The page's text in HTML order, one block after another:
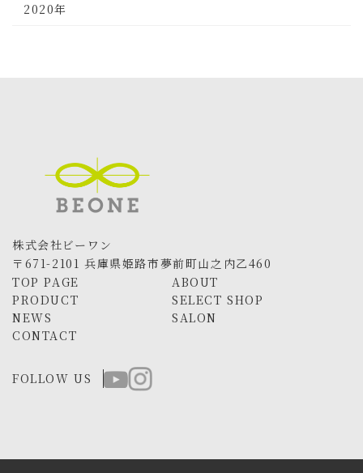
2020年
株式会社ビーワン
〒671-2101 兵庫県姫路市夢前町山之内乙460
TOP PAGE
ABOUT
PRODUCT
SELECT SHOP
NEWS
SALON
CONTACT
FOLLOW US